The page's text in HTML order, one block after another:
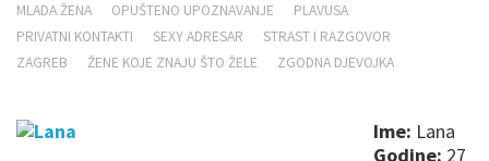
MLADA ŽENA
OPUŠTENO UPOZNAVANJE
PLAVUSA
PRIVATNI KONTAKTI
SEXY ADRESAR
STRAST I RAZGOVOR
ZAGREB
ŽENE KOJE ZNAJU ŠTO ŽELE ZGODNA DJEVOJKA
Ime: Lana
Godine: 27